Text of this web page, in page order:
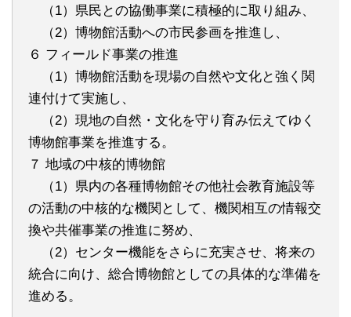
（1）県民との協働事業に積極的に取り組み、
（2）博物館活動への市民参画を推進し、
６ フィールド事業の推進
（1）博物館活動を現場の自然や文化と強く関
連付けて実施し、
（2）現地の自然・文化を守り育み伝えてゆく
博物館事業を推進する。
７ 地域の中核的博物館
（1）県内の各種博物館その他社会教育施設等
の活動の中核的な機関として、機関相互の情報交
換や共催事業の推進に努め、
（2）センター機能をさらに充実させ、将来の
統合に向け、総合博物館としての具体的な準備を
進める。